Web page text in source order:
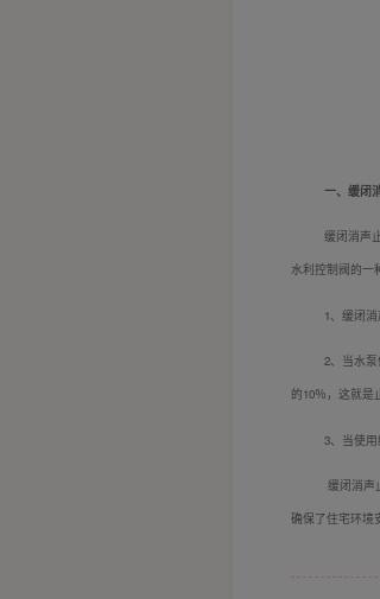
一、缓闭
缓闭消声
水利控制阀的一
1、缓闭
2、当水
的10％，这就是
3、当使
缓闭消声
确保了住宅环境